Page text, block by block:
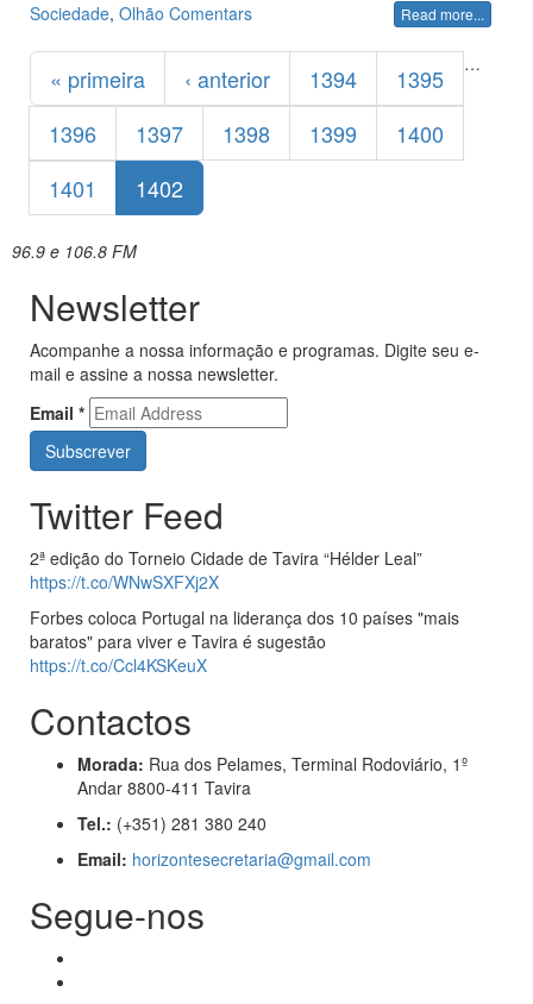
Sociedade, Olhão Comentars Read more...
Páginas
« primeira ‹ anterior …
1394
1395
1396
1397 1398 1399
1400
1401
1402
96.9 e 106.8 FM
Newsletter
Acompanhe a nossa informação e programas. Digite seu e-
mail e assine a nossa newsletter.
Email *
Twitter Feed
2ª edição do Torneio Cidade de Tavira “Hélder Leal”
https://t.co/WNwSXFXj2X
Forbes coloca Portugal na liderança dos 10 países "mais
baratos" para viver e Tavira é sugestão
https://t.co/Ccl4KSKeuX
Contactos
Morada: Rua dos Pelames, Terminal Rodoviário, 1º
Andar 8800-411 Tavira
Tel.: (+351) 281 380 240
Email: horizontesecretaria@gmail.com
Segue-nos